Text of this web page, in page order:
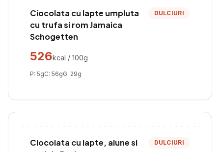
Ciocolata cu lapte umpluta
cu trufa si rom Jamaica
Schogetten
DULCIURI
526kcal / 100g
P: 5gC: 56gG: 29g
Ciocolata cu lapte, alune si
DULCIURI